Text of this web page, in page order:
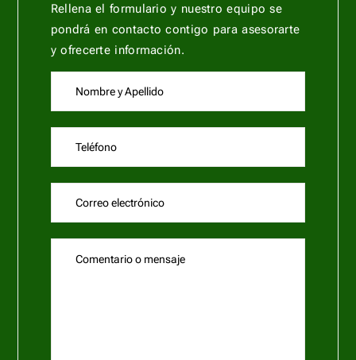
Rellena el formulario y nuestro equipo se
pondrá en contacto contigo para asesorarte
y ofrecerte información.